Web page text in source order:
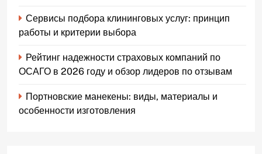
Сервисы подбора клининговых услуг: принцип
работы и критерии выбора
Рейтинг надежности страховых компаний по
ОСАГО в 2026 году и обзор лидеров по отзывам
Портновские манекены: виды, материалы и
особенности изготовления